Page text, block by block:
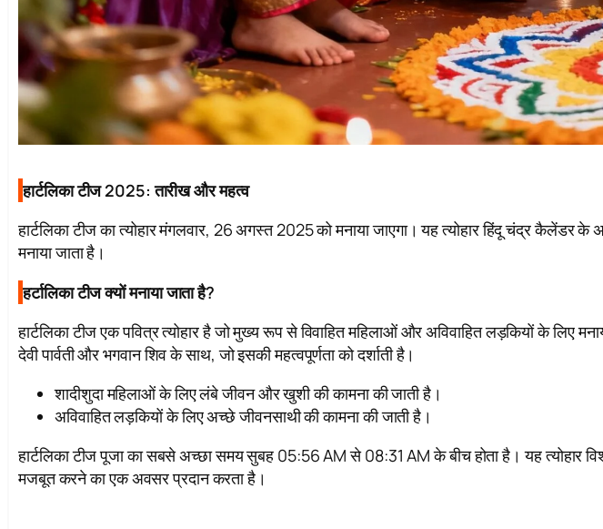
हार्टलिका टीज 2025: तारीख और महत्व
हार्टलिका टीज का त्योहार मंगलवार, 26 अगस्त 2025 को मनाया जाएगा। यह त्योहार हिंदू चंद्र कैलेंडर के
मनाया जाता है।
हर्टालिका टीज क्यों मनाया जाता है?
हार्टलिका टीज एक पवित्र त्योहार है जो मुख्य रूप से विवाहित महिलाओं और अविवाहित लड़कियों के लिए
देवी पार्वती और भगवान शिव के साथ, जो इसकी महत्वपूर्णता को दर्शाती है।
शादीशुदा महिलाओं के लिए लंबे जीवन और खुशी की कामना की जाती है।
अविवाहित लड़कियों के लिए अच्छे जीवनसाथी की कामना की जाती है।
हार्टलिका टीज पूजा का सबसे अच्छा समय सुबह 05:56 AM से 08:31 AM के बीच होता है। यह त्योहार
मजबूत करने का एक अवसर प्रदान करता है।